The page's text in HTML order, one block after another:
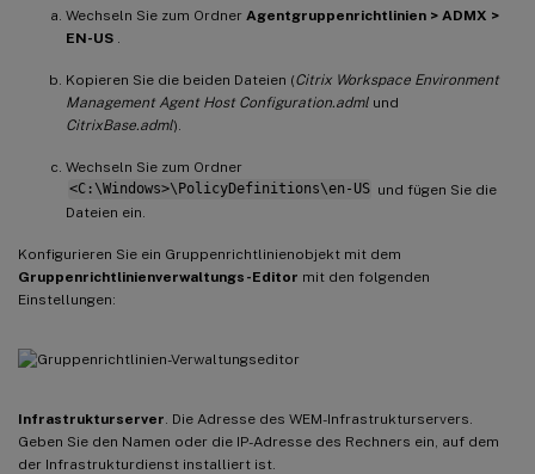
Wechseln Sie zum Ordner Agentgruppenrichtlinien > ADMX >
EN-US
Kopieren Sie die beiden Dateien (Citrix Workspace Environment
Management Agent Host Configuration.adml und
CitrixBase.adml).
Wechseln Sie zum Ordner
<C:\Windows>\PolicyDefinitions\en-US und fügen Sie die
Dateien ein.
Konfigurieren Sie ein Gruppenrichtlinienobjekt mit dem
Gruppenrichtlinienverwaltungs-Editor mit den folgenden
Einstellungen:
Infrastrukturserver . Die Adresse des WEM-Infrastrukturservers.
Geben Sie den Namen oder die IP-Adresse des Rechners ein, auf dem
der Infrastrukturdienst installiert ist.